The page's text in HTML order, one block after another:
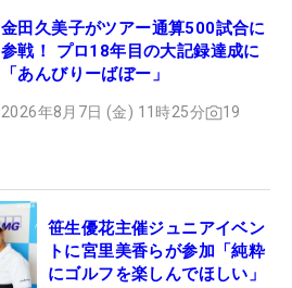
金田久美子がツアー通算500試合に
参戦！ プロ18年目の大記録達成に
「あんびりーばぼー」
2026年8月7日 (金) 11時25分 19
笹生優花主催ジュニアイベン
トに宮里美香らが参加「純粋
にゴルフを楽しんでほしい」